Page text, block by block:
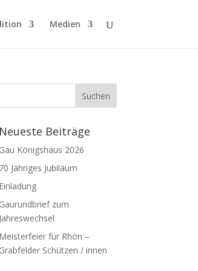
Medien
Neueste Beiträge
Gau Königshaus 2026
70 Jähriges Jubiläum
Einladung
Gaurundbrief zum
Jahreswechsel
Meisterfeier für Rhön –
Grabfelder Schützen / innen